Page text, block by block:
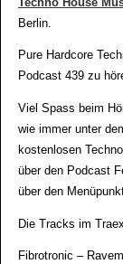
Techno House
Berlin.
Pure Hardcore
Podcast 439 zu
Viel Spass beim
wie immer unter
kostenlosen
über den Podcast
über den
Die Tracks im
Fibrotronic –